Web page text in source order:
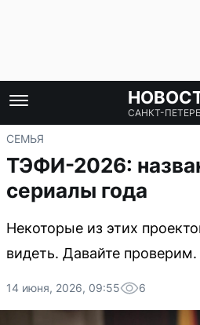
САНКТ-
СЕМЬЯ
ТЭФИ-2026:
сериалы года
Некоторые из этих
видеть. Давайте проверим.
14 июня, 2026, 09:55 6